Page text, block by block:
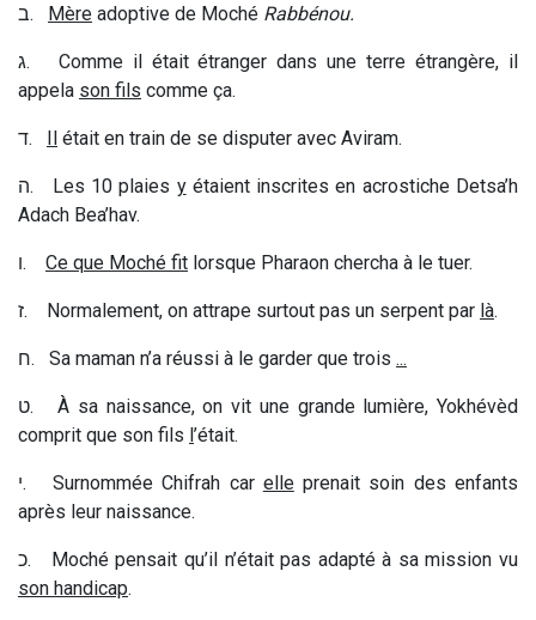
ב. Mère adoptive de Moché Rabbénou.
ג. Comme il était étranger dans une terre étrangère, il
appela son fils comme ça.
ד. Il était en train de se disputer avec Aviram.
ה. Les 10 plaies yétaient inscrites en acrostiche Detsa’h
Adach Bea’hav.
ו. Ce que Moché fit lorsque Pharaon chercha à le tuer.
ז. Normalement, on attrape surtout pas un serpent par là.
ח. Sa maman n’a réussi à le garder que trois ...
ט. À sa naissance, on vit une grande lumière, Yokhévèd
comprit que son fils l’était.
י. Surnommée Chifrah car elleprenait soin des enfants
après leur naissance.
כ. Moché pensait qu’il n’était pas adapté à sa mission vu
son handicap.